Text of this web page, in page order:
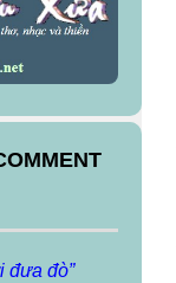
đưa đò”